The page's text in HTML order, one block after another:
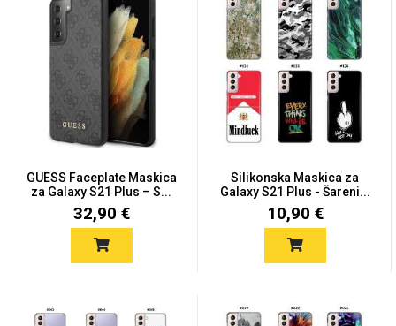
GUESS Faceplate Maskica
za Galaxy S21 Plus – S...
32,90 €
Silikonska Maskica za
Galaxy S21 Plus - Šareni...
10,90 €